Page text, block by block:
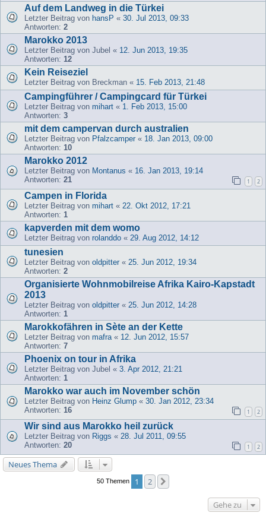
Auf dem Landweg in die Türkei
Letzter Beitrag von hansP « 30. Jul 2013, 09:33
Antworten: 2
Marokko 2013
Letzter Beitrag von Jubel « 12. Jun 2013, 19:35
Antworten: 12
Kein Reiseziel
Letzter Beitrag von Breckman « 15. Feb 2013, 21:48
Campingführer / Campingcard für Türkei
Letzter Beitrag von mihart « 1. Feb 2013, 15:00
Antworten: 3
mit dem campervan durch australien
Letzter Beitrag von Pfalzcamper « 18. Jan 2013, 09:00
Antworten: 10
Marokko 2012
Letzter Beitrag von Montanus « 16. Jan 2013, 19:14
Antworten: 21 1 2
Campen in Florida
Letzter Beitrag von mihart « 22. Okt 2012, 17:21
Antworten: 1
kapverden mit dem womo
Letzter Beitrag von rolanddo « 29. Aug 2012, 14:12
tunesien
Letzter Beitrag von oldpitter « 25. Jun 2012, 19:34
Antworten: 2
Organisierte Wohnmobilreise Afrika Kairo-Kapstadt
2013
Letzter Beitrag von oldpitter « 25. Jun 2012, 14:28
Antworten: 1
Marokkofähren in Sète an der Kette
Letzter Beitrag von mafra « 12. Jun 2012, 15:57
Antworten: 7
Phoenix on tour in Afrika
Letzter Beitrag von Jubel « 3. Apr 2012, 21:21
Antworten: 1
Marokko war auch im November schön
Letzter Beitrag von Heinz Glump « 30. Jan 2012, 23:34
Antworten: 16 1 2
Wir sind aus Marokko heil zurück
Letzter Beitrag von Riggs « 28. Jul 2011, 09:55
Antworten: 20 1 2
Neues Thema
50 Themen 1 2
Gehe zu